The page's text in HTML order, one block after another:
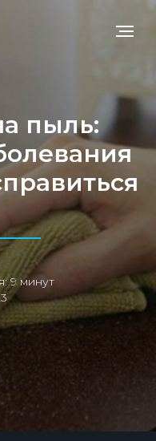
пыль:
9 минут